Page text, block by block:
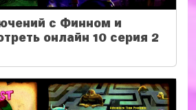
с Финном и
онлайн 10 серия 2